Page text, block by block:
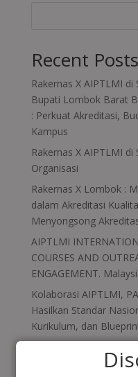
Recent Posts
Rakernas X AIPTLMI
Bupati Lombok Barat
: Perkuat Akreditasi,
Kampus
Rakernas X AIPTLMI
Organisasi
Rakernas X Lombok :
dalam Akreditasi
Menyongsong
AIPTLMI
COURSES AND
ENGAGEMENT.
Kolaborasi AIPTLMI,
Hasilkan Standar
Kurikulum, dan
Recent